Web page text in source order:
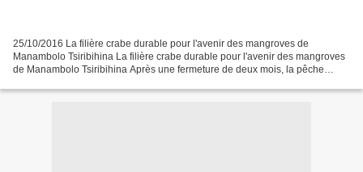
25/10/2016 La filière crabe durable pour l'avenir des mangroves de
Manambolo Tsiribihina La filière crabe durable pour l'avenir des mangroves
de Manambolo Tsiribihina Après une fermeture de deux mois, la pêche